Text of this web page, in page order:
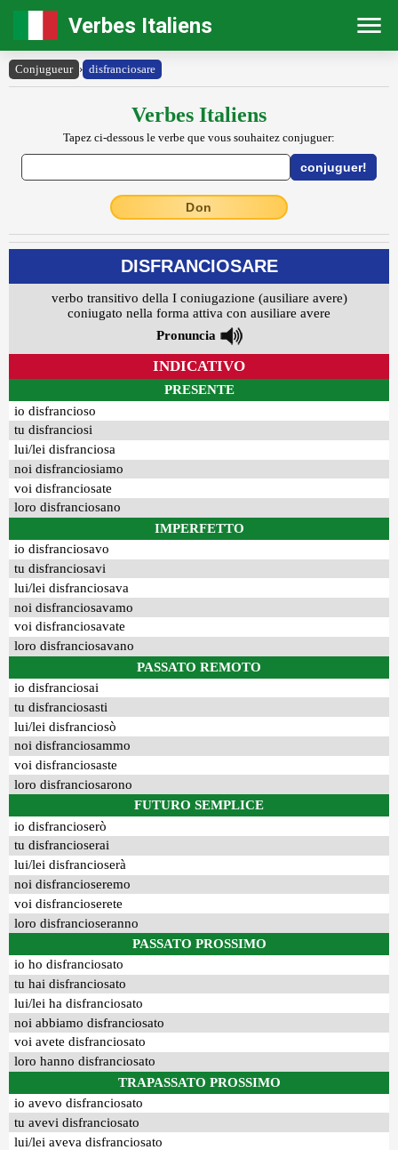
Verbes Italiens
Conjugueur › disfranciosare
Verbes Italiens
Tapez ci-dessous le verbe que vous souhaitez conjuguer:
Don
DISFRANCIOSARE
verbo transitivo della I coniugazione (ausiliare avere)
coniugato nella forma attiva con ausiliare avere
Pronuncia
INDICATIVO
PRESENTE
io disfrancioso
tu disfranciosi
lui/lei disfranciosa
noi disfranciosiamo
voi disfranciosate
loro disfranciosano
IMPERFETTO
io disfranciosavo
tu disfranciosavi
lui/lei disfranciosava
noi disfranciosavamo
voi disfranciosavate
loro disfranciosavano
PASSATO REMOTO
io disfranciosai
tu disfranciosasti
lui/lei disfranciosò
noi disfranciosammo
voi disfranciosaste
loro disfranciosarono
FUTURO SEMPLICE
io disfrancioserò
tu disfrancioserai
lui/lei disfrancioserà
noi disfrancioseremo
voi disfrancioserete
loro disfrancioseranno
PASSATO PROSSIMO
io ho disfranciosato
tu hai disfranciosato
lui/lei ha disfranciosato
noi abbiamo disfranciosato
voi avete disfranciosato
loro hanno disfranciosato
TRAPASSATO PROSSIMO
io avevo disfranciosato
tu avevi disfranciosato
lui/lei aveva disfranciosato